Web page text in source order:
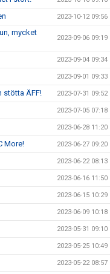
2023-10-12 09:56
mycket
2023-09-06 09:19
2023-09-04 09:34
2023-09-01 09:33
stötta ÄFF! 2023-07-31 09:52
2023-07-05 07:18
2023-06-28 11:20
More! 2023-06-27 09:20
2023-06-22 08:13
2023-06-16 11:50
2023-06-15 10:29
2023-06-09 10:18
2023-05-31 09:10
2023-05-25 10:49
2023-05-22 08:57